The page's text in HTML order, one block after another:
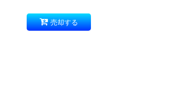
売却する